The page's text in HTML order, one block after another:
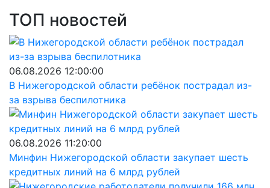
ТОП новостей
06.08.2026 12:00:00
В Нижегородской области ребёнок пострадал из-
за взрыва беспилотника
06.08.2026 11:20:00
Минфин Нижегородской области закупает шесть
кредитных линий на 6 млрд рублей